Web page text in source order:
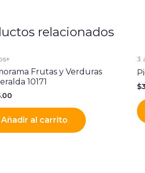
relacionados
Frutas y Verduras
10171
Añadir al carrito
3
$